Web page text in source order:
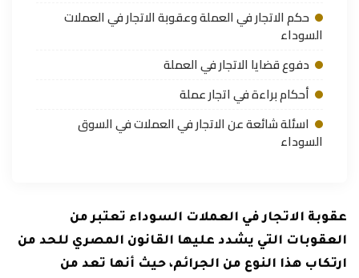
حكم الاتجار في العملة وعقوبة الاتجار في العملات
السوداء
دفوع قضايا الاتجار في العملة
أحكام براءة في اتجار عملة
اسئلة شائعة عن الاتجار في العملات في السوق
السوداء
عقوبة الاتجار في العملات السوداء تعتبر من
العقوبات التي يشدد عليها القانون المصري للحد من
ارتكاب هذا النوع من الجرائم، حيث أنها تعد من